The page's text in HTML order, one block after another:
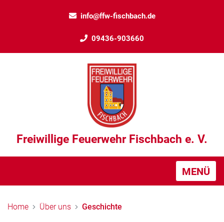
info@ffw-fischbach.de
09436-903660
Freiwillige Feuerwehr Fischbach e. V.
MENÜ
Home Über uns Geschichte